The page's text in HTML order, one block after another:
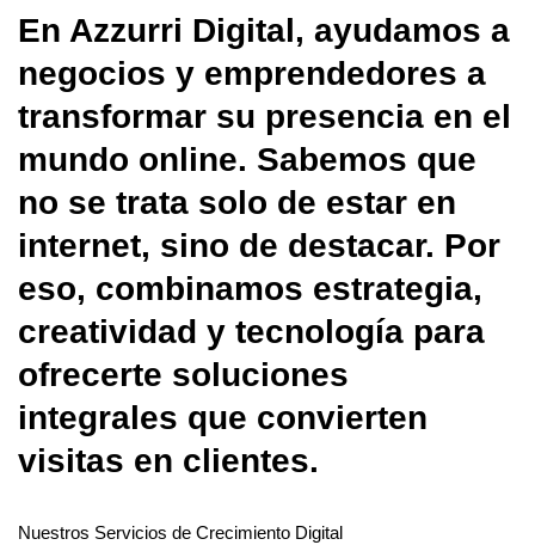
En Azzurri Digital, ayudamos a
negocios y emprendedores a
transformar su presencia en el
mundo online. Sabemos que
no se trata solo de estar en
internet, sino de destacar. Por
eso, combinamos estrategia,
creatividad y tecnología para
ofrecerte soluciones
integrales que convierten
visitas en clientes.
Nuestros Servicios de Crecimiento Digital